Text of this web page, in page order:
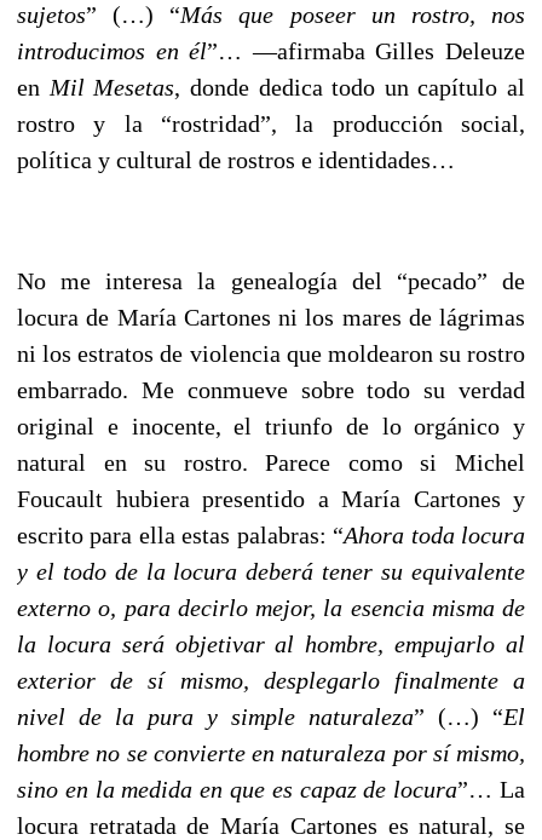
sujetos” (…) “Más que poseer un rostro, nos
introducimos en él”… ––afirmaba Gilles Deleuze
en Mil Mesetas, donde dedica todo un capítulo al
rostro y la “rostridad”, la producción social,
política y cultural de rostros e identidades…
No me interesa la genealogía del “pecado” de
locura de María Cartones ni los mares de lágrimas
ni los estratos de violencia que moldearon su rostro
embarrado. Me conmueve sobre todo su verdad
original e inocente, el triunfo de lo orgánico y
natural en su rostro. Parece como si Michel
Foucault hubiera presentido a María Cartones y
escrito para ella estas palabras: “Ahora toda locura
y el todo de la locura deberá tener su equivalente
externo o, para decirlo mejor, la esencia misma de
la locura será objetivar al hombre, empujarlo al
exterior de sí mismo, desplegarlo finalmente a
nivel de la pura y simple naturaleza” (…) “El
hombre no se convierte en naturaleza por sí mismo,
sino en la medida en que es capaz de locura”… La
locura retratada de María Cartones es natural, se